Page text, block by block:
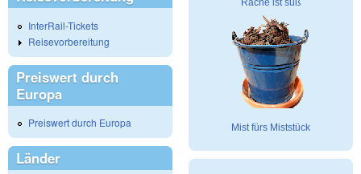
InterRail-Tickets
Reisevorbereitung
Preiswert durch
Europa
Preiswert durch Europa
Länder
Mist fürs Miststück